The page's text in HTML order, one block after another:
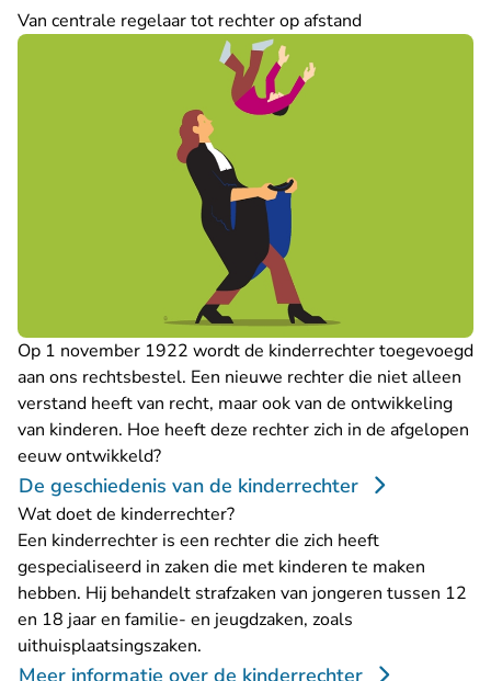
Van centrale regelaar tot rechter op afstand
Op 1 november 1922 wordt de kinderrechter toegevoegd
aan ons rechtsbestel. Een nieuwe rechter die niet alleen
verstand heeft van recht, maar ook van de ontwikkeling
van kinderen. Hoe heeft deze rechter zich in de afgelopen
eeuw ontwikkeld?
De geschiedenis van de kinderrechter
Wat doet de kinderrechter?
Een kinderrechter is een rechter die zich heeft
gespecialiseerd in zaken die met kinderen te maken
hebben. Hij behandelt strafzaken van jongeren tussen 12
en 18 jaar en familie- en jeugdzaken, zoals
uithuisplaatsingszaken.
Meer informatie over de kinderrechter